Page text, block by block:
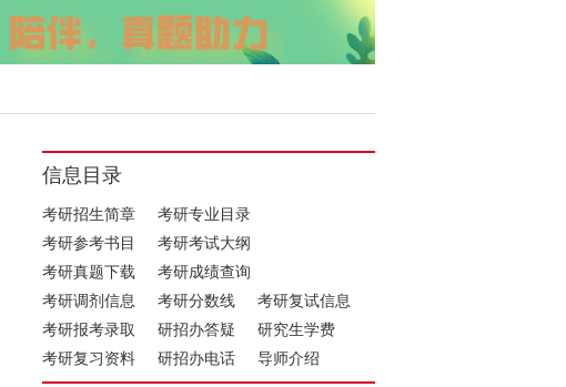
信息目录
考研招生简章
考研专业目录
考研参考书目
考研考试大纲
考研真题下载
考研成绩查询
考研调剂信息
考研分数线
考研复试信息
考研报考录取
研招办答疑
研究生学费
考研复习资料
研招办电话 导师介绍